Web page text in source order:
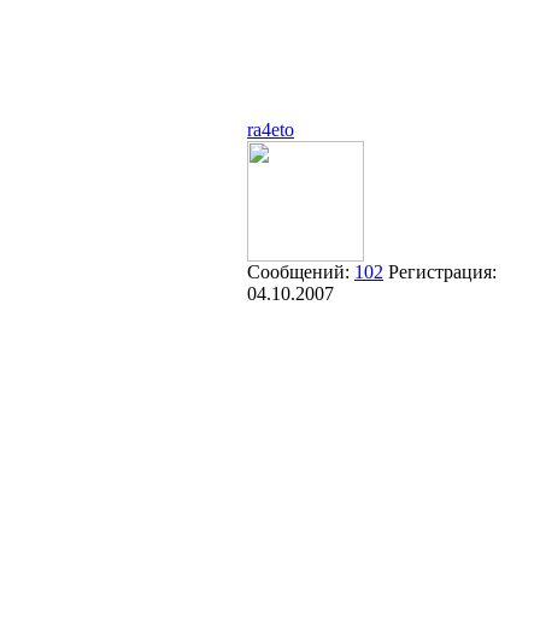
ra4eto
Сообщений: 102 Регистрация:
04.10.2007